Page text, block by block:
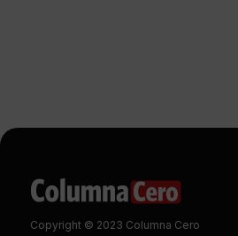
Copyright © 2023 Columna Cero